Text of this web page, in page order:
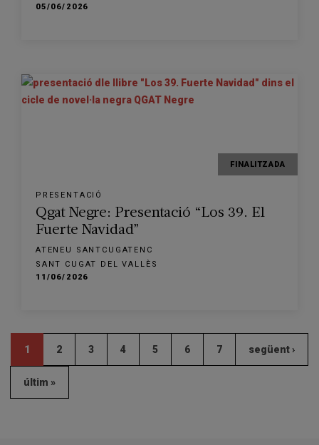
05/06/2026
FINALITZADA
PRESENTACIÓ
Qgat Negre: Presentació “Los 39. El
Fuerte Navidad”
ATENEU SANTCUGATENC
SANT CUGAT DEL VALLÈS
11/06/2026
1 2 3 4 5 6 7 següent ›
últim »